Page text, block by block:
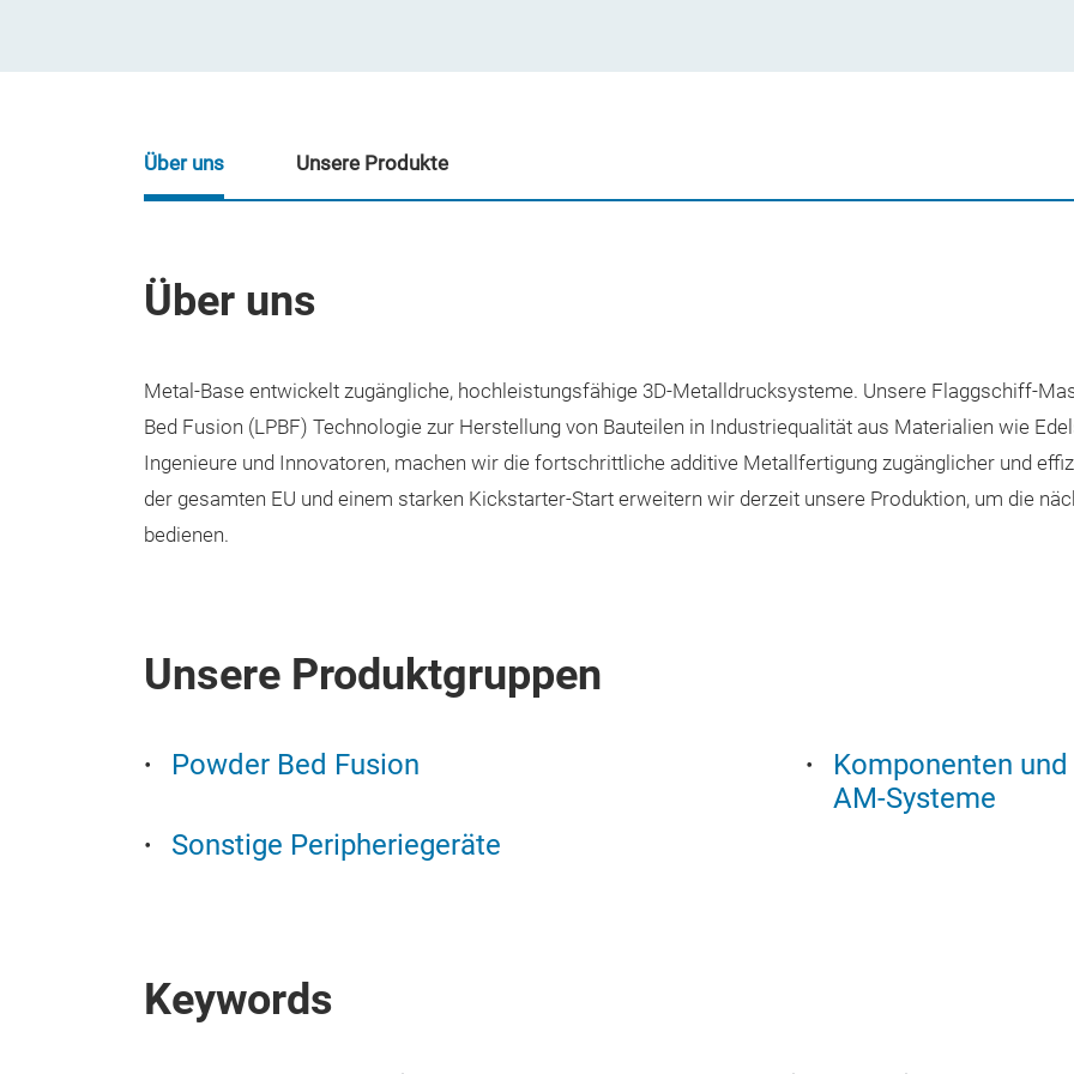
Über uns
Metal-Base entwickelt zugängliche, hochleistungsfähige 3D-Metalldrucksysteme. Unsere Flaggschiff-
Bed Fusion (LPBF) Technologie zur Herstellung von Bauteilen in Industriequalität aus Materialien wie
Ingenieure und Innovatoren, machen wir die fortschrittliche additive Metallfertigung zugänglicher und
der gesamten EU und einem starken Kickstarter-Start erweitern wir derzeit unsere Produktion, um die
bedienen.
Unsere Produktgruppen
Powder Bed Fusion
Komponenten
AM-Systeme
Sonstige Peripheriegeräte
Keywords
Über uns Unsere Produkte